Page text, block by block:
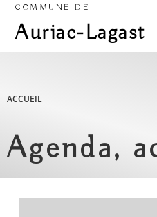
COMMUNE DE
Auriac-Lagast
ACCUEIL
Agenda,